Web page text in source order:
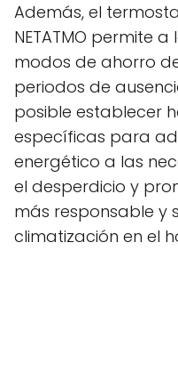
Además, el
NETATMO permite
modos de ahorro
periodos de
posible establecer
específicas para
energético a las
el desperdicio y
más responsable y
climatización en el